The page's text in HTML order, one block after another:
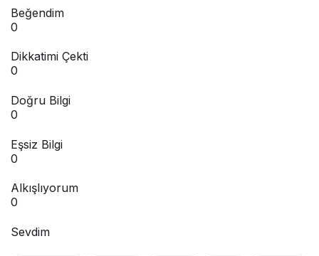
Beğendim
0
Dikkatimi Çekti
0
Doğru Bilgi
0
Eşsiz Bilgi
0
Alkışlıyorum
0
Sevdim